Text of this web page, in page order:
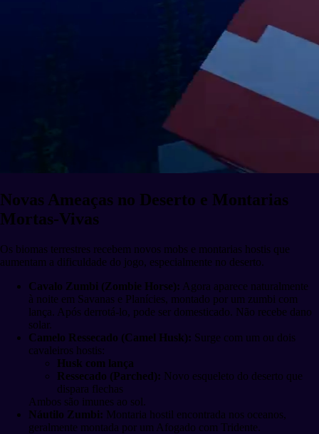
Novas Ameaças no Deserto e Montarias
Mortas-Vivas
Os biomas terrestres recebem novos mobs e montarias hostis que
aumentam a dificuldade do jogo, especialmente no deserto.
Cavalo Zumbi (Zombie Horse): Agora aparece naturalmente
à noite em Savanas e Planícies, montado por um zumbi com
lança. Após derrotá-lo, pode ser domesticado. Não recebe dano
solar.
Camelo Ressecado (Camel Husk): Surge com um ou dois
cavaleiros hostis:
Husk com lança
Ressecado (Parched): Novo esqueleto do deserto que
dispara flechas
Ambos são imunes ao sol.
Náutilo Zumbi: Montaria hostil encontrada nos oceanos,
geralmente montada por um Afogado com Tridente.